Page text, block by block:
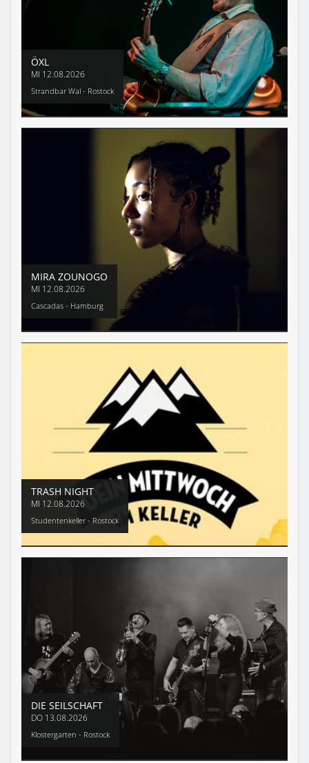
ÖXL
MI 12.08.2026
Strandbar Wal - Rostock
MIRA ZOUNOGO
MI 12.08.2026
Cascadas - Hamburg
TRASH NIGHT
MI 12.08.2026
Studentenkeller - Rostock
DIE SEILSCHAFT
DO 13.08.2026
Klostergarten - Rostock